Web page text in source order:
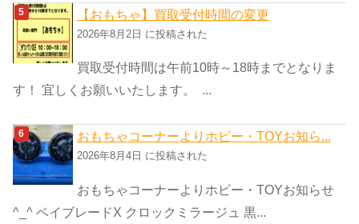
【おもちゃ】買取受付時間の変更
2026年8月2日 に投稿された
買取受付時間は午前10時～18時までとなりま
す！ 宜しくお願いいたします。 ...
おもちゃコーナーよりホビー・TOYお知ら...
2026年8月4日 に投稿された
おもちゃコーナーよりホビー・TOYお知らせ
^_^ ベイブレードX クロックミラージュ 黒...